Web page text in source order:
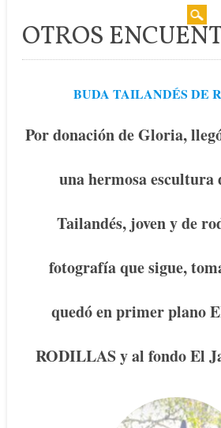
OTROS
BUDA TAILANDÉS DE
Por donación de Gloria,
una hermosa escultura
Tailandés, joven y de
fotografía que sigue,
quedó en primer plano
RODILLAS y al fondo El